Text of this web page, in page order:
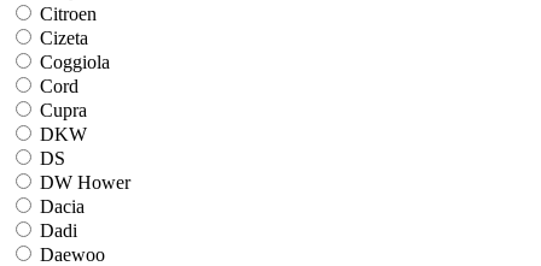
Citroen
Cizeta
Coggiola
Cord
Cupra
DKW
DS
DW Hower
Dacia
Dadi
Daewoo